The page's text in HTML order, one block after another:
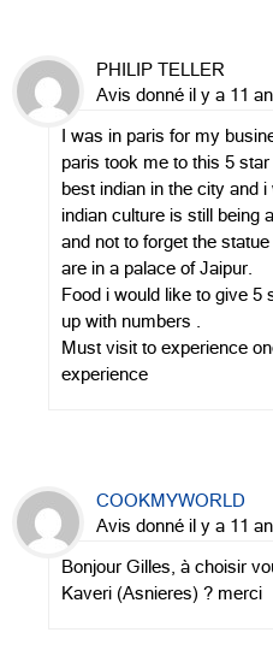
PHILIP TELLER
Avis donné il y a 11
I was in paris for my
paris took me to this 5
best indian in the city and
indian culture is still being
and not to forget the
are in a palace of Jaipur.
Food i would like to give 5
up with numbers .
Must visit to experience
experience
COOKMYWORLD
Avis donné il y a 11
Bonjour Gilles, à choisir
Kaveri (Asnieres) ? merci